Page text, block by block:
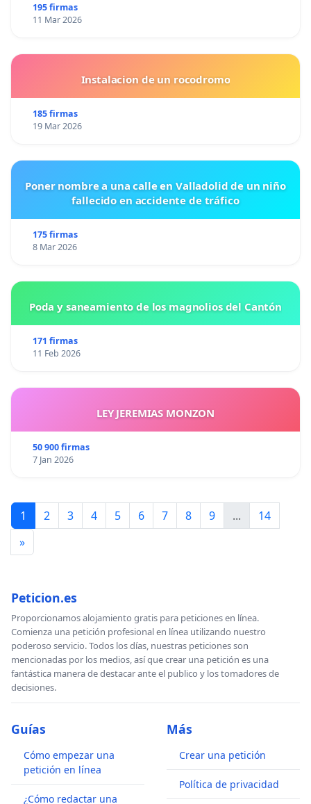
195 firmas
11 Mar 2026
Instalacion de un rocodromo
185 firmas
19 Mar 2026
Poner nombre a una calle en Valladolid de un niño
fallecido en accidente de tráfico
175 firmas
8 Mar 2026
Poda y saneamiento de los magnolios del Cantón
171 firmas
11 Feb 2026
LEY JEREMIAS MONZON
50 900 firmas
7 Jan 2026
1 2 3 4 5 6 7 8 9 ...
14
»
Peticion.es
Proporcionamos alojamiento gratis para peticiones en línea.
Comienza una petición profesional en línea utilizando nuestro
poderoso servicio. Todos los días, nuestras peticiones son
mencionadas por los medios, así que crear una petición es una
fantástica manera de destacar ante el publico y los tomadores de
decisiones.
Guías
Cómo empezar una
petición en línea
¿Cómo redactar una
Más
Crear una petición
Política de privacidad